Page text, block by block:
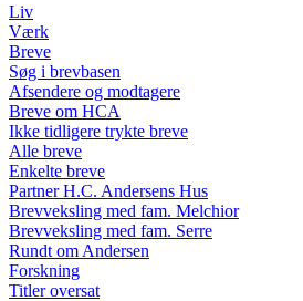
Liv
Værk
Breve
Søg i brevbasen
Afsendere og modtagere
Breve om HCA
Ikke tidligere trykte breve
Alle breve
Enkelte breve
Partner H.C. Andersens Hus
Brevveksling med fam. Melchior
Brevveksling med fam. Serre
Rundt om Andersen
Forskning
Titler oversat